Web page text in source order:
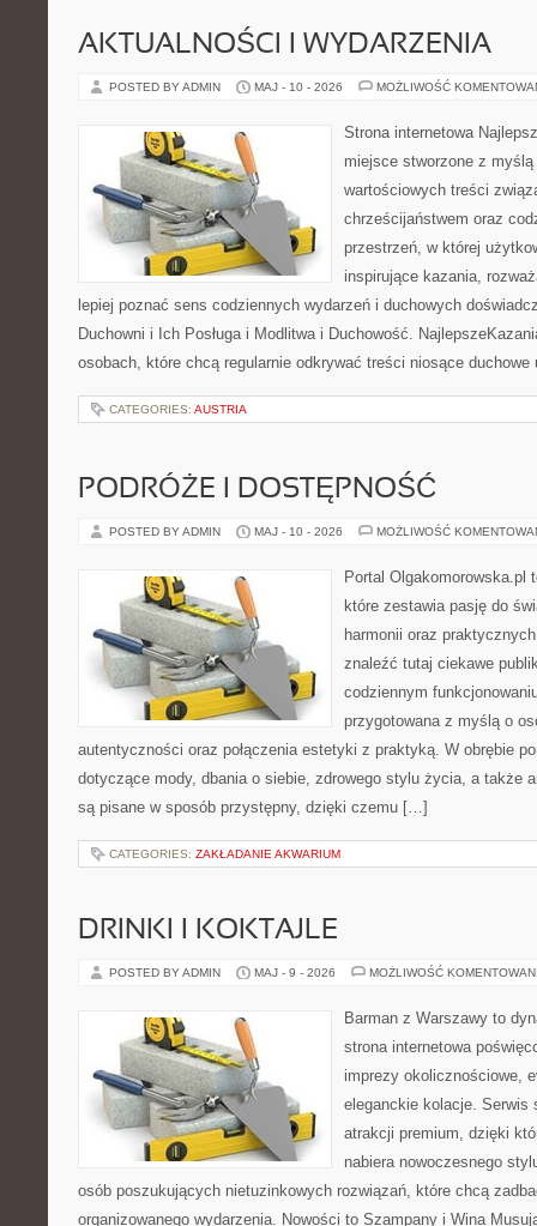
AKTUALNOŚCI I WYDARZENIA
POSTED BY ADMIN MAJ - 10 - 2026 MOŻLIWOŚĆ
Strona internetowa
miejsce stworzone z
wartościowych treści
chrześcijaństwem oraz
przestrzeń, w której
inspirujące kazania,
lepiej poznać sens codziennych wydarzeń i duchowych
Duchowni i Ich Posługa i Modlitwa i Duchowość.
osobach, które chcą regularnie odkrywać treści niosące
CATEGORIES: AUSTRIA
PODRÓŻE I DOSTĘPNOŚĆ
POSTED BY ADMIN MAJ - 10 - 2026 MOŻLIWOŚĆ
Portal Olgakomorowska.pl
które zestawia pasję do
harmonii oraz
znaleźć tutaj ciekawe
codziennym
przygotowana z myślą o
autentyczności oraz połączenia estetyki z praktyką. W obrębie
dotyczące mody, dbania o siebie, zdrowego stylu życia, a także
są pisane w sposób przystępny, dzięki czemu […]
CATEGORIES: ZAKŁADANIE AKWARIUM
DRINKI I KOKTAJLE
POSTED BY ADMIN MAJ - 9 - 2026 MOŻLIWOŚĆ
Barman z Warszawy to
strona internetowa
imprezy okolicznościowe,
eleganckie kolacje. Serwis
atrakcji premium, dzięki
nabiera nowoczesnego
osób poszukujących nietuzinkowych rozwiązań, które chcą
organizowanego wydarzenia. Nowości to Szampany i Wina